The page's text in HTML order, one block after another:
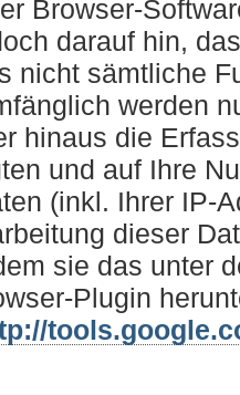
Browser-
darauf hin,
nicht sämtliche
werden
hinaus die
und auf Ihre
(inkl. Ihrer IP-
dieser
sie das unter
Plugin